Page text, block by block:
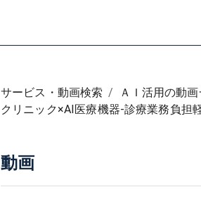
サービス・動画検索 / ＡＩ活用の動
クリニック×AI医療機器-診療業務負
動画